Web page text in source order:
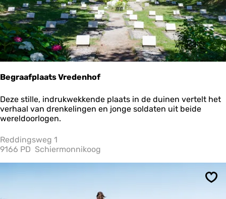
Begraafplaats Vredenhof
B
e
g
a
a
p
Deze stille, indrukwekkende plaats in de duinen vertelt het
verhaal van drenkelingen en jonge soldaten uit beide
wereldoorlogen.
Reddingsweg 1
9166 PD Schiermonnikoog